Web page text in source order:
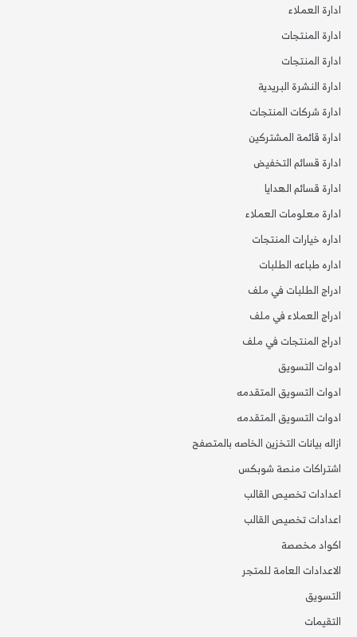
ادارة العملاء
ادارة المنتجات
ادارة المنتجات
ادارة النشرة البريدية
ادارة شركات المنتجات
ادارة قائمة المشتركين
ادارة قسائم التخفيض
ادارة قسائم الهدايا
ادارة معلومات العملاء
اداره خيارات المنتجات
اداره طباعه الطلبات
ادراج الطلبات في ملف
ادراج العملاء في ملف
ادراج المنتجات في ملف
ادوات التسويق
ادوات التسويق المتقدمه
ادوات التسويق المتقدمه
ازاله بيانات التخزين الخاصه بالمتصفح
اشتراكات منصة شوبكس
اعدادات تخصيص القالب
اعدادات تخصيص القالب
اكواد مخصصة
الاعدادات العامة للمتجر
التسويق
التقيمات